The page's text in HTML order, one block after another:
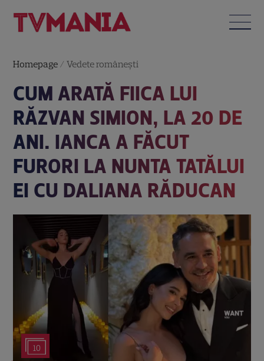
Homepage /Vedete româneşti
CUM ARATĂ FIICA LUI
RĂZVAN SIMION, LA 20 DE
ANI. IANCA A FĂCUT
FURORI LA NUNTA TATĂLUI
EI CU DALIANA RĂDUCAN
10